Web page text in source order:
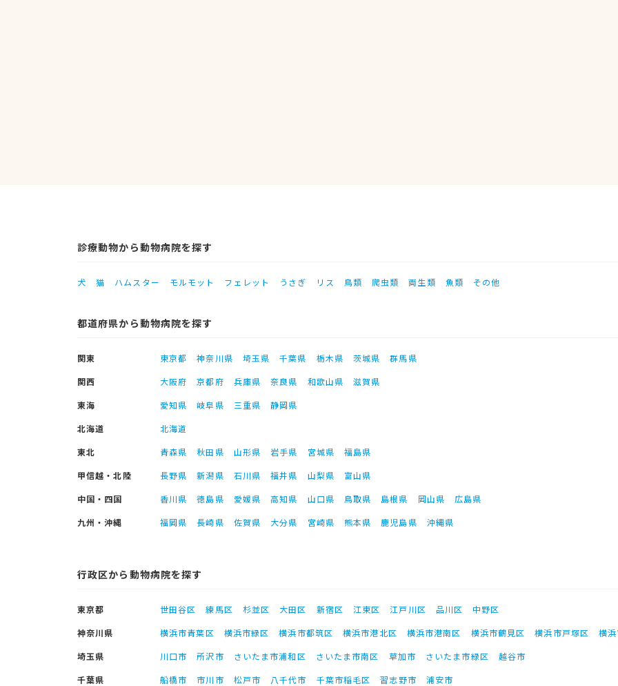
診療動物から動物病院を探す
犬 猫 ハムスター モルモット フェレット うさぎ リス 鳥類 爬虫類 両生類 魚類 その他
都道府県から動物病院を探す
関東 東京都 神奈川県 埼玉県 千葉県 栃木県 茨城県
群馬県
関西
大阪府 京都府 兵庫県 奈良県 和歌山県
滋賀県
東海
愛知県 岐阜県 三重県
静岡県
北海道
北海道
東北
青森県 秋田県 山形県 岩手県 宮城県
福島県
甲信越・北陸
長野県 新潟県 石川県 福井県 山梨県
富山県
中国・四国
香川県 徳島県 愛媛県 高知県 山口県 鳥取県 島根県 岡山県
広島県
九州・沖縄
福岡県 長崎県 佐賀県 大分県 宮崎県 熊本県 鹿児島県 沖縄県
行政区から動物病院を探す
東京都 世田谷区 練馬区 杉並区 大田区 新宿区 江東区 江戸川区 品川区
中野区
神奈川県
横浜市青葉区 横浜市緑区 横浜市都筑区 横浜市港北区 横浜市港南区 横浜市鶴見区 横浜市戸塚区
横
埼玉県
川口市 所沢市 さいたま市浦和区 さいたま市南区 草加市 さいたま市緑区
越谷市
千葉県
船橋市 市川市 松戸市 八千代市 千葉市稲毛区 習志野市 浦安市